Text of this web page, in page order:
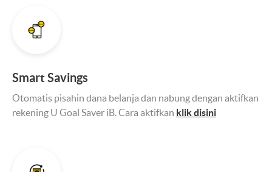
Smart Savings
Otomatis pisahin dana belanja dan nabung dengan aktifkan
rekening U Goal Saver iB. Cara aktifkan klik disini